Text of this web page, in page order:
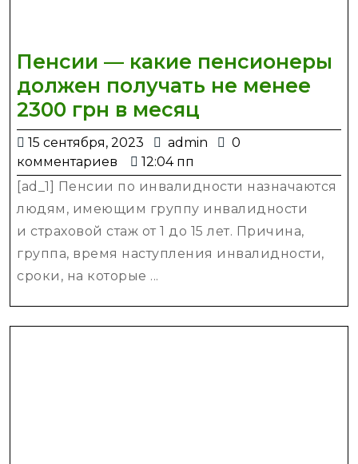
Пенсии — какие пенсионеры
должен получать не менее
2300 грн в месяц
—
пенсионеры
должен
получать
не
2300
грн
15 сентября, 2023
15
сентября,
2023
admin admin
0
комментариев
12:04 пп
[ad_1] Пенсии по инвалидности назначаются
людям, имеющим группу инвалидности
и страховой стаж от 1 до 15 лет. Причина,
группа, время наступления инвалидности,
сроки, на которые ...